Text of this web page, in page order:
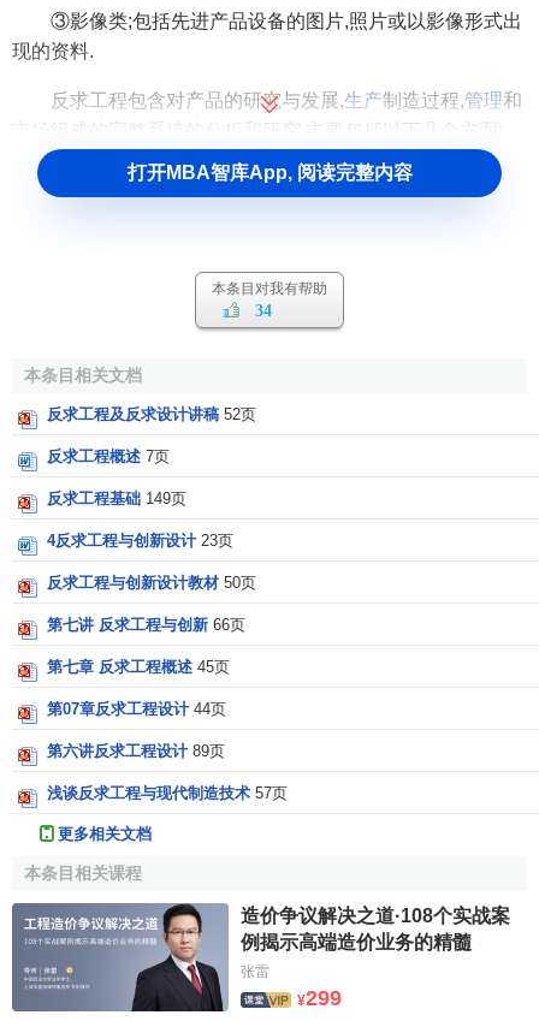
③影像类;包括先进产品设备的图片,照片或以影像形式出
现的资料.
反求工程包含对产品的研究与发展,生产制造过程,管理和
市场 组成的完整系统的分析和研究.主要包括以下几个方面:
探索原产品设计的指导思想 掌握原产品设计的指导思想
,所以结构上通常是较简化的.
探索原产品原理方案的设计各种产品都是按定的使用要
产品的功能目标是产品设计的核心问题.产品的功能概括而论
是能量, 物料信号的转换.例如,一般动力机构的功能通常是
的功能目标,可引出不同的原理方案.设计一个夹紧装置时,把功
能目标定在机械手段上,则可能设计出斜楔夹紧,螺旋夹紧,偏心
夹紧,定心夹紧,联动夹紧等原理方案;如把功能目标确定扩大,
则可设计出液动,气动,电磁夹紧等原理方案.探索原产品原理方
案的设计,可以了解功能目标的确定原则,这对产品的改进设计
有极大帮助.
研究产品的结构设计 产品中零部件的具体结构是实现产
品功能目标是保证,对产品的性能,
靠性
件至零件,通过测绘与计算确定零部件形体尺寸,并用图样及技
术文件方式表达出来.它是
作.为更好地进行形体尺寸的分析与测绘,应总结箱体类,轴类,
盘套类,,齿轮,弹簧,曲线曲面及其它特殊形体的测量方法,并合
理标注尺寸.
确定产品中零件的精度确定零件的精度(即公差设计),是
反求设计中的难点之一.通过测量,只能得到零件的加工尺寸,而
打开MBA智库App, 阅读完整内容
本条目对我有帮助
34
本条目相关文档
反求工程及反求设计讲稿 52页
反求工程概述 7页
反求工程基础 149页
4反求工程与创新设计 23页
反求工程与创新设计教材 50页
第七讲 反求工程与创新 66页
第七章 反求工程概述 45页
第07章反求工程设计 44页
第六讲反求工程设计 89页
浅谈反求工程与现代制造技术 57页
更多相关文档
本条目相关课程
造价争议解决之道·108个实战案
例揭示高端造价业务的精髓
张雷
¥299